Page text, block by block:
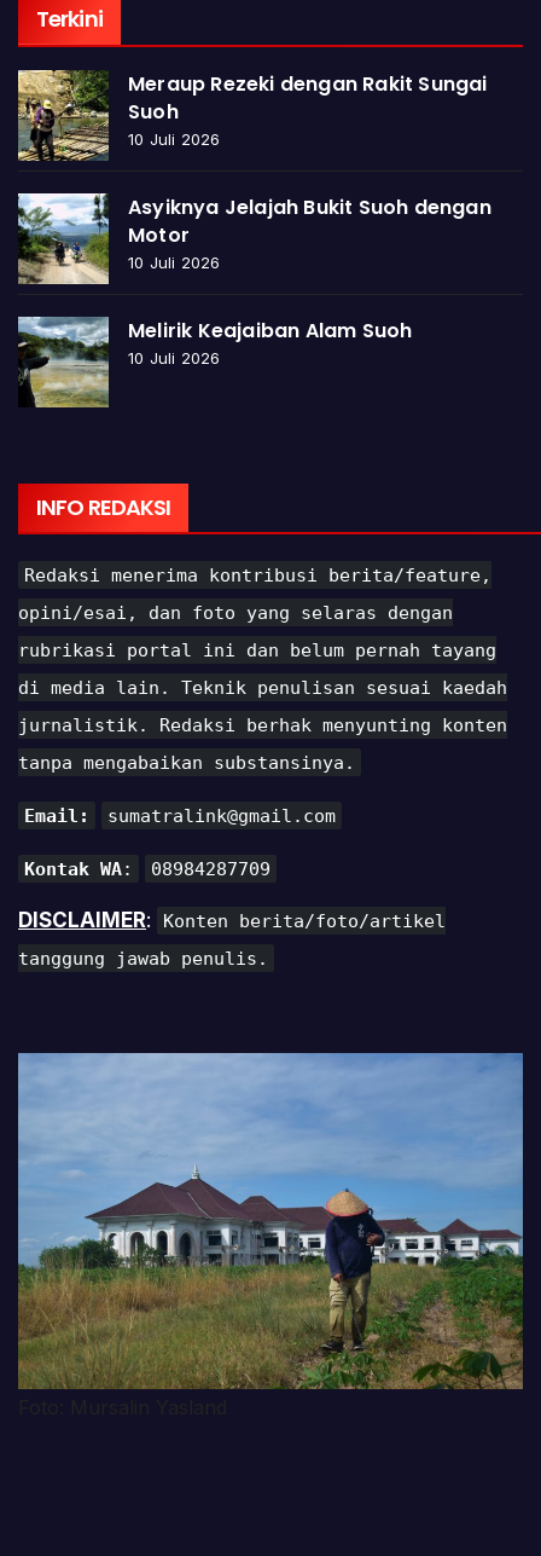
Terkini
Meraup Rezeki dengan Rakit Sungai
Suoh
10 Juli 2026
Asyiknya Jelajah Bukit Suoh dengan
Motor
10 Juli 2026
Melirik Keajaiban Alam Suoh
10 Juli 2026
INFO REDAKSI
Redaksi menerima kontribusi berita/feature,
opini/esai, dan foto yang selaras dengan
rubrikasi portal ini dan belum pernah tayang
di media lain. Teknik penulisan sesuai kaedah
jurnalistik. Redaksi berhak menyunting konten
tanpa mengabaikan substansinya.
Email: sumatralink@gmail.com
Kontak WA: 08984287709
DISCLAIMER:
Konten berita/foto/artikel
tanggung jawab penulis.